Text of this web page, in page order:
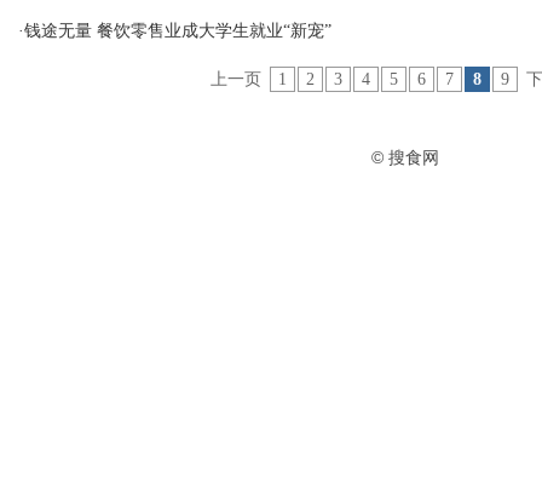
·钱途无量 餐饮零售业成大学生就业“新宠”
上一页 1 2 3 4 5 6 7 8 9
© 搜食网